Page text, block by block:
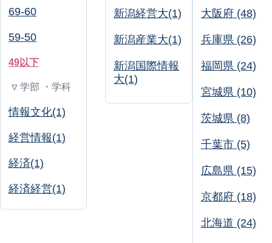
69-60
59-50
49以下
▽ 学部 ・学科
情報文化(1)
経営情報(1)
経済(1)
経済経営(1)
新潟経営大(1)
新潟産業大(1)
新潟国際情報
大(1)
大阪府 (48)
兵庫県 (26)
福岡県 (24)
宮城県 (10)
茨城県 (8)
千葉市 (5)
広島県 (15)
京都府 (18)
北海道 (24)